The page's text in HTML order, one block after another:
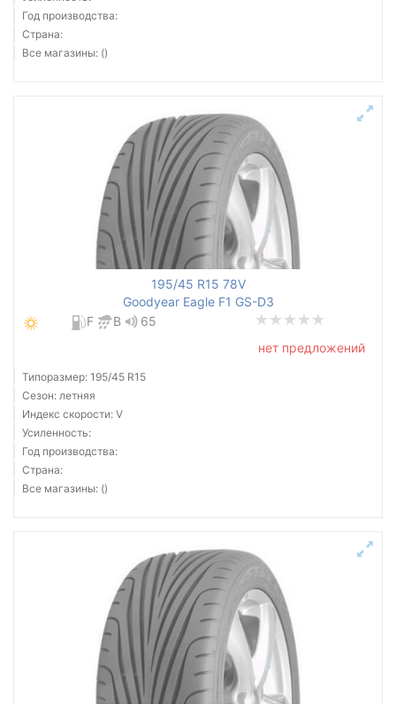
Год производства:
Страна:
Все магазины: ()
195/45 R15 78V
Goodyear Eagle F1 GS-D3
F
B
65
нет предложений
Типоразмер: 195/45 R15
Сезон: летняя
Индекс скорости: V
Усиленность:
Год производства:
Страна:
Все магазины: ()